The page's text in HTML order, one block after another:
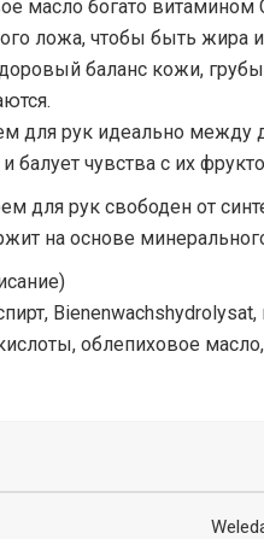
масло богато
ложа, чтобы быть жира
баланс кожи,
для рук идеально между
балует чувства с их
для рук свободен от
на основе
облепиховое